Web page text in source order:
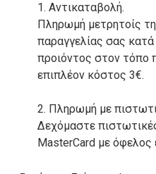
1. Αντικαταβολή.
Πληρωμή μετρητοίς
παραγγελίας σας
προιόντος στον τόπο
επιπλέον κόστος 3€.
2. Πληρωμή με
Δεχόμαστε
MasterCard με